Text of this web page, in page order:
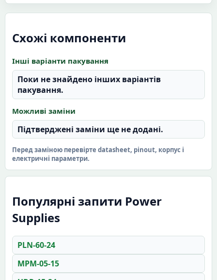
Схожі компоненти
Інші варіанти пакування
Поки не знайдено інших варіантів
пакування.
Можливі заміни
Підтверджені заміни ще не додані.
Перед заміною перевірте datasheet, pinout, корпус і
електричні параметри.
Популярні запити Power
Supplies
PLN-60-24
MPM-05-15